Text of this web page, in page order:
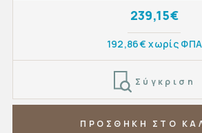
239,15€
192,86€ χωρίς ΦΠΑ
Σύγκριση
ΠΡΟΣΘΗΚΗ ΣΤΟ